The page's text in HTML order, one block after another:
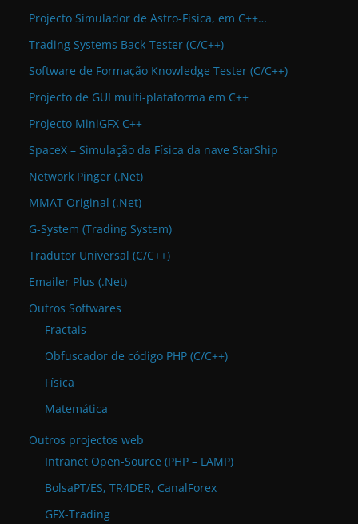
Projecto Simulador de Astro-Física, em C++…
Trading Systems Back-Tester (C/C++)
Software de Formação Knowledge Tester (C/C++)
Projecto de GUI multi-plataforma em C++
Projecto MiniGFX C++
SpaceX – Simulação da Física da nave StarShip
Network Pinger (.Net)
MMAT Original (.Net)
G-System (Trading System)
Tradutor Universal (C/C++)
Emailer Plus (.Net)
Outros Softwares
Fractais
Obfuscador de código PHP (C/C++)
Física
Matemática
Outros projectos web
Intranet Open-Source (PHP – LAMP)
BolsaPT/ES, TR4DER, CanalForex
GFX-Trading